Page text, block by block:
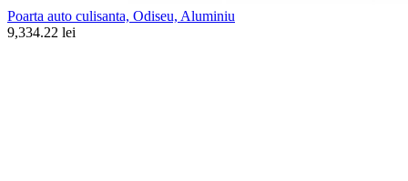
Poarta auto culisanta, Odiseu, Aluminiu
9,334.22 lei